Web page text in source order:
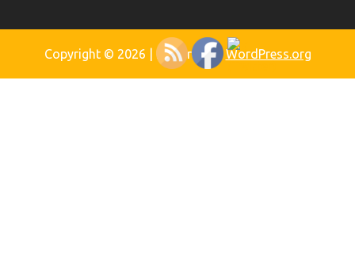
Copyright © 2026 | Powered byWordPress.org